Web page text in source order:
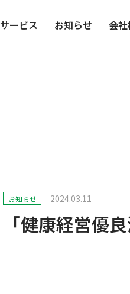
サービス お知らせ 会
お知らせ 2024.03.11
「健康経営優